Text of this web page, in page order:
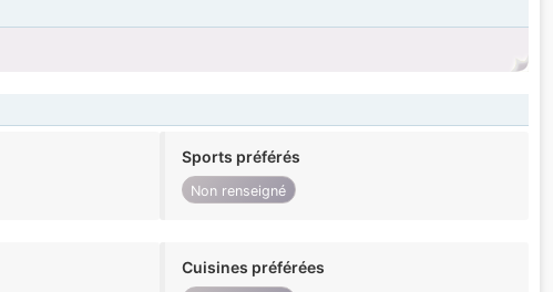
Sports préférés
Non renseigné
Cuisines préférées